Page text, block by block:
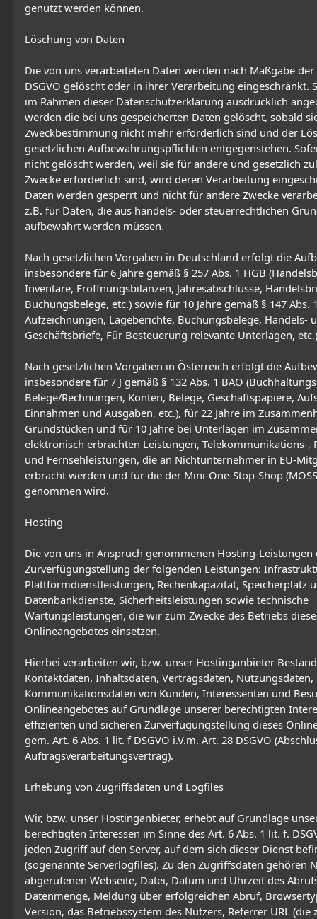
genutzt werden können.
Löschung von Daten
Die von uns verarbeiteten Daten werden nach Maßgabe der
DSGVO gelöscht oder in ihrer Verarbeitung eingeschränkt.
im Rahmen dieser Datenschutzerklärung ausdrücklich
werden die bei uns gespeicherten Daten gelöscht, sobald
Zweckbestimmung nicht mehr erforderlich sind und der
gesetzlichen Aufbewahrungspflichten entgegenstehen.
nicht gelöscht werden, weil sie für andere und gesetzlich
Zwecke erforderlich sind, wird deren Verarbeitung
Daten werden gesperrt und nicht für andere Zwecke
z.B. für Daten, die aus handels- oder steuerrechtlichen
aufbewahrt werden müssen.
Nach gesetzlichen Vorgaben in Deutschland erfolgt die
insbesondere für 6 Jahre gemäß § 257 Abs. 1 HGB
Inventare, Eröffnungsbilanzen, Jahresabschlüsse,
Buchungsbelege, etc.) sowie für 10 Jahre gemäß § 147 Abs.
Aufzeichnungen, Lageberichte, Buchungsbelege, Handels-
Geschäftsbriefe, Für Besteuerung relevante Unterlagen,
Nach gesetzlichen Vorgaben in Österreich erfolgt die
insbesondere für 7 J gemäß § 132 Abs. 1 BAO
Belege/Rechnungen, Konten, Belege, Geschäftspapiere,
Einnahmen und Ausgaben, etc.), für 22 Jahre im
Grundstücken und für 10 Jahre bei Unterlagen im
elektronisch erbrachten Leistungen, Telekommunikations-,
und Fernsehleistungen, die an Nichtunternehmer in EU-
erbracht werden und für die der Mini-One-Stop-Shop
genommen wird.
Hosting
Die von uns in Anspruch genommenen Hosting-Leistungen
Zurverfügungstellung der folgenden Leistungen:
Plattformdienstleistungen, Rechenkapazität, Speicherplatz
Datenbankdienste, Sicherheitsleistungen sowie technische
Wartungsleistungen, die wir zum Zwecke des Betriebs
Onlineangebotes einsetzen.
Hierbei verarbeiten wir, bzw. unser Hostinganbieter
Kontaktdaten, Inhaltsdaten, Vertragsdaten, Nutzungsdaten,
Kommunikationsdaten von Kunden, Interessenten und
Onlineangebotes auf Grundlage unserer berechtigten
effizienten und sicheren Zurverfügungstellung dieses
gem. Art. 6 Abs. 1 lit. f DSGVO i.V.m. Art. 28 DSGVO
Auftragsverarbeitungsvertrag).
Erhebung von Zugriffsdaten und Logfiles
Wir, bzw. unser Hostinganbieter, erhebt auf Grundlage
berechtigten Interessen im Sinne des Art. 6 Abs. 1 lit. f.
jeden Zugriff auf den Server, auf dem sich dieser Dienst
(sogenannte Serverlogfiles). Zu den Zugriffsdaten gehören
abgerufenen Webseite, Datei, Datum und Uhrzeit des
Datenmenge, Meldung über erfolgreichen Abruf,
Version, das Betriebssystem des Nutzers, Referrer URL (die